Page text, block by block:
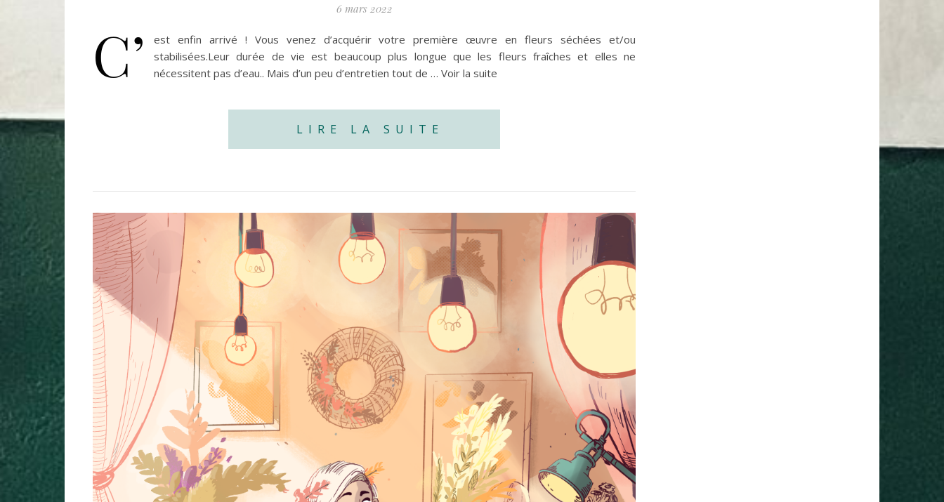
6 mars 2022
C’
est enfin arrivé ! Vous venez d’acquérir votre première œuvre en fleurs séchées et/ou
stabilisées.Leur durée de vie est beaucoup plus longue que les fleurs fraîches et elles ne
nécessitent pas d’eau.. Mais d’un peu d’entretien tout de … Voir la suite
LIRE LA SUITE